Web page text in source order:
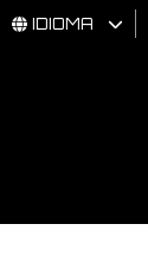
IDIOMA